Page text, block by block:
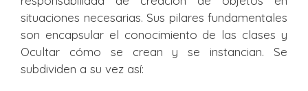
situaciones necesarias. Sus pilares fundamentales
son encapsular el conocimiento de las clases y
Ocultar cómo se crean y se instancian. Se
subdividen a su vez así: